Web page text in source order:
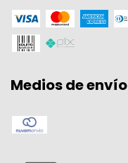
Medios de envío